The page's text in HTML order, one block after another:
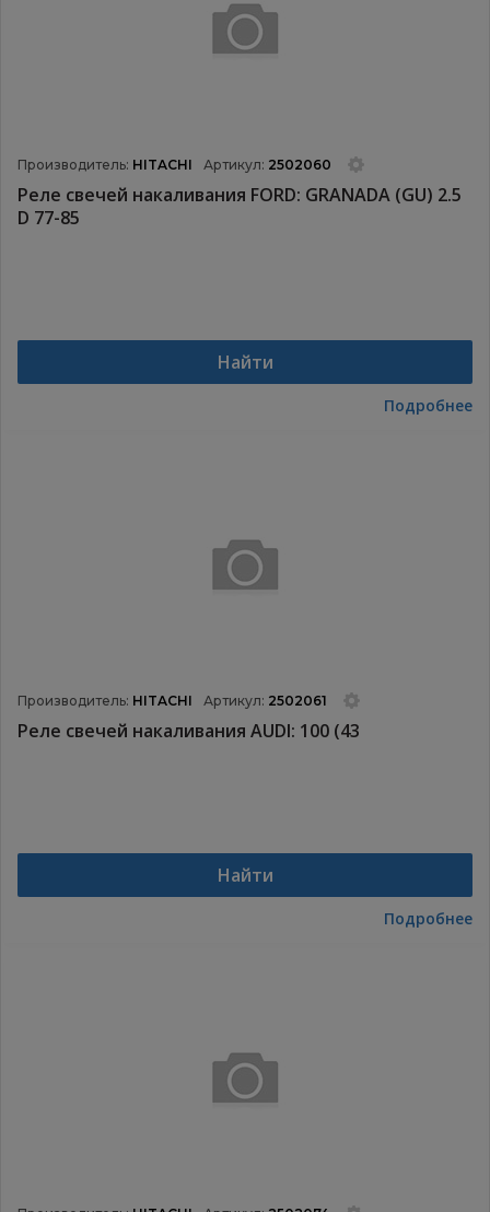
Производитель: HITACHI Артикул: 2502060
Реле свечей накаливания FORD: GRANADA (GU) 2.5
D 77-85
Найти
Подробнее
Производитель: HITACHI Артикул: 2502061
Реле свечей накаливания AUDI: 100 (43
Найти
Подробнее